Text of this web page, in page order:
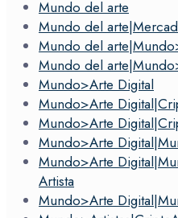
Mundo del arte
Mundo del
Mundo del
Mundo del
Mundo>Arte Digital
Mundo>Arte
Mundo>Arte
Mundo>Arte
Mundo>Arte
Artista
Mundo>Arte